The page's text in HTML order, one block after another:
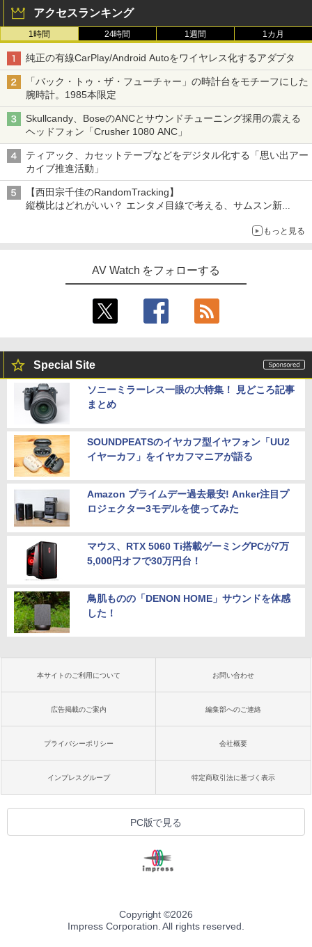
アクセスランキング
1時間 24時間 1週間 1カ月
純正の有線CarPlay/Android Autoをワイヤレス化するアダプタ
「バック・トゥ・ザ・フューチャー」の時計台をモチーフにした
腕時計。1985本限定
Skullcandy、BoseのANCとサウンドチューニング採用の震える
ヘッドフォン「Crusher 1080 ANC」
ティアック、カセットテープなどをデジタル化する「思い出アー
カイブ推進活動」
【西田宗千佳のRandomTracking】
縦横比はどれがいい？ エンタメ目線で考える、サムスン新
もっと見る
AV Watch をフォローする
Special Site
ソニーミラーレス一眼の大特集！ 見どころ記事
まとめ
SOUNDPEATSのイヤカフ型イヤフォン「UU2
イヤーカフ」をイヤカフマニアが語る
Amazon プライムデー過去最安! Anker注目プ
ロジェクター3モデルを使ってみた
マウス、RTX 5060 Ti搭載ゲーミングPCが7万
5,000円オフで30万円台！
鳥肌ものの「DENON HOME」サウンドを体感
した！
本サイトのご利用について お問い合わせ
広告掲載のご案内 編集部へのご連絡
プライバシーポリシー 会社概要
インプレスグループ 特定商取引法に基づく表示
PC版で見る
Copyright ©2026
Impress Corporation. All rights reserved.